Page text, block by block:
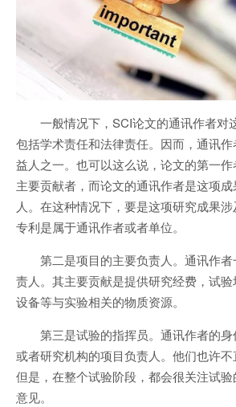
一般情况下，SCI论文的通讯作者对
包括学术责任和法律责任。因而，通讯
益人之一。也可以这么说，论文的第一
主要贡献者，而论文的通讯作者是这项
人。在这种情况下，要是这项研究成果
专利是属于通讯作者或者单位。
第二是项目的主要负责人。通讯作
责人。其主要贡献是提供研究经费，试
设备等与实验相关的物质资源。
第三是试验的指挥员。通讯作者的
或者研究机构的项目负责人。他们也许不
但是，在整个试验阶段，都会很关注试
意见。